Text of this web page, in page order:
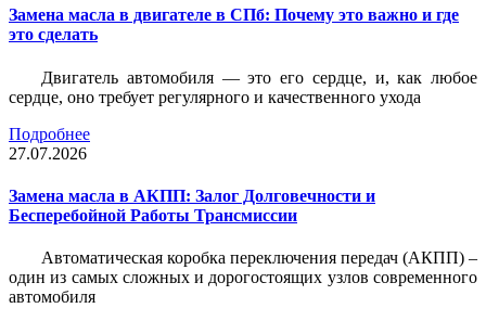
Замена масла в двигателе в СПб: Почему это важно и где
это сделать
Двигатель автомобиля — это его сердце, и, как любое
сердце, оно требует регулярного и качественного ухода
Подробнее
27.07.2026
Замена масла в АКПП: Залог Долговечности и
Бесперебойной Работы Трансмиссии
Автоматическая коробка переключения передач (АКПП) –
один из самых сложных и дорогостоящих узлов современного
автомобиля